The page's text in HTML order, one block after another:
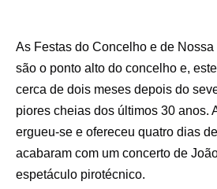
As Festas do Concelho e de
são o ponto alto do concelho e,
cerca de dois meses depois do
piores cheias dos últimos 30 anos.
ergueu-se e ofereceu quatro dias
acabaram com um concerto de
espetáculo pirotécnico.